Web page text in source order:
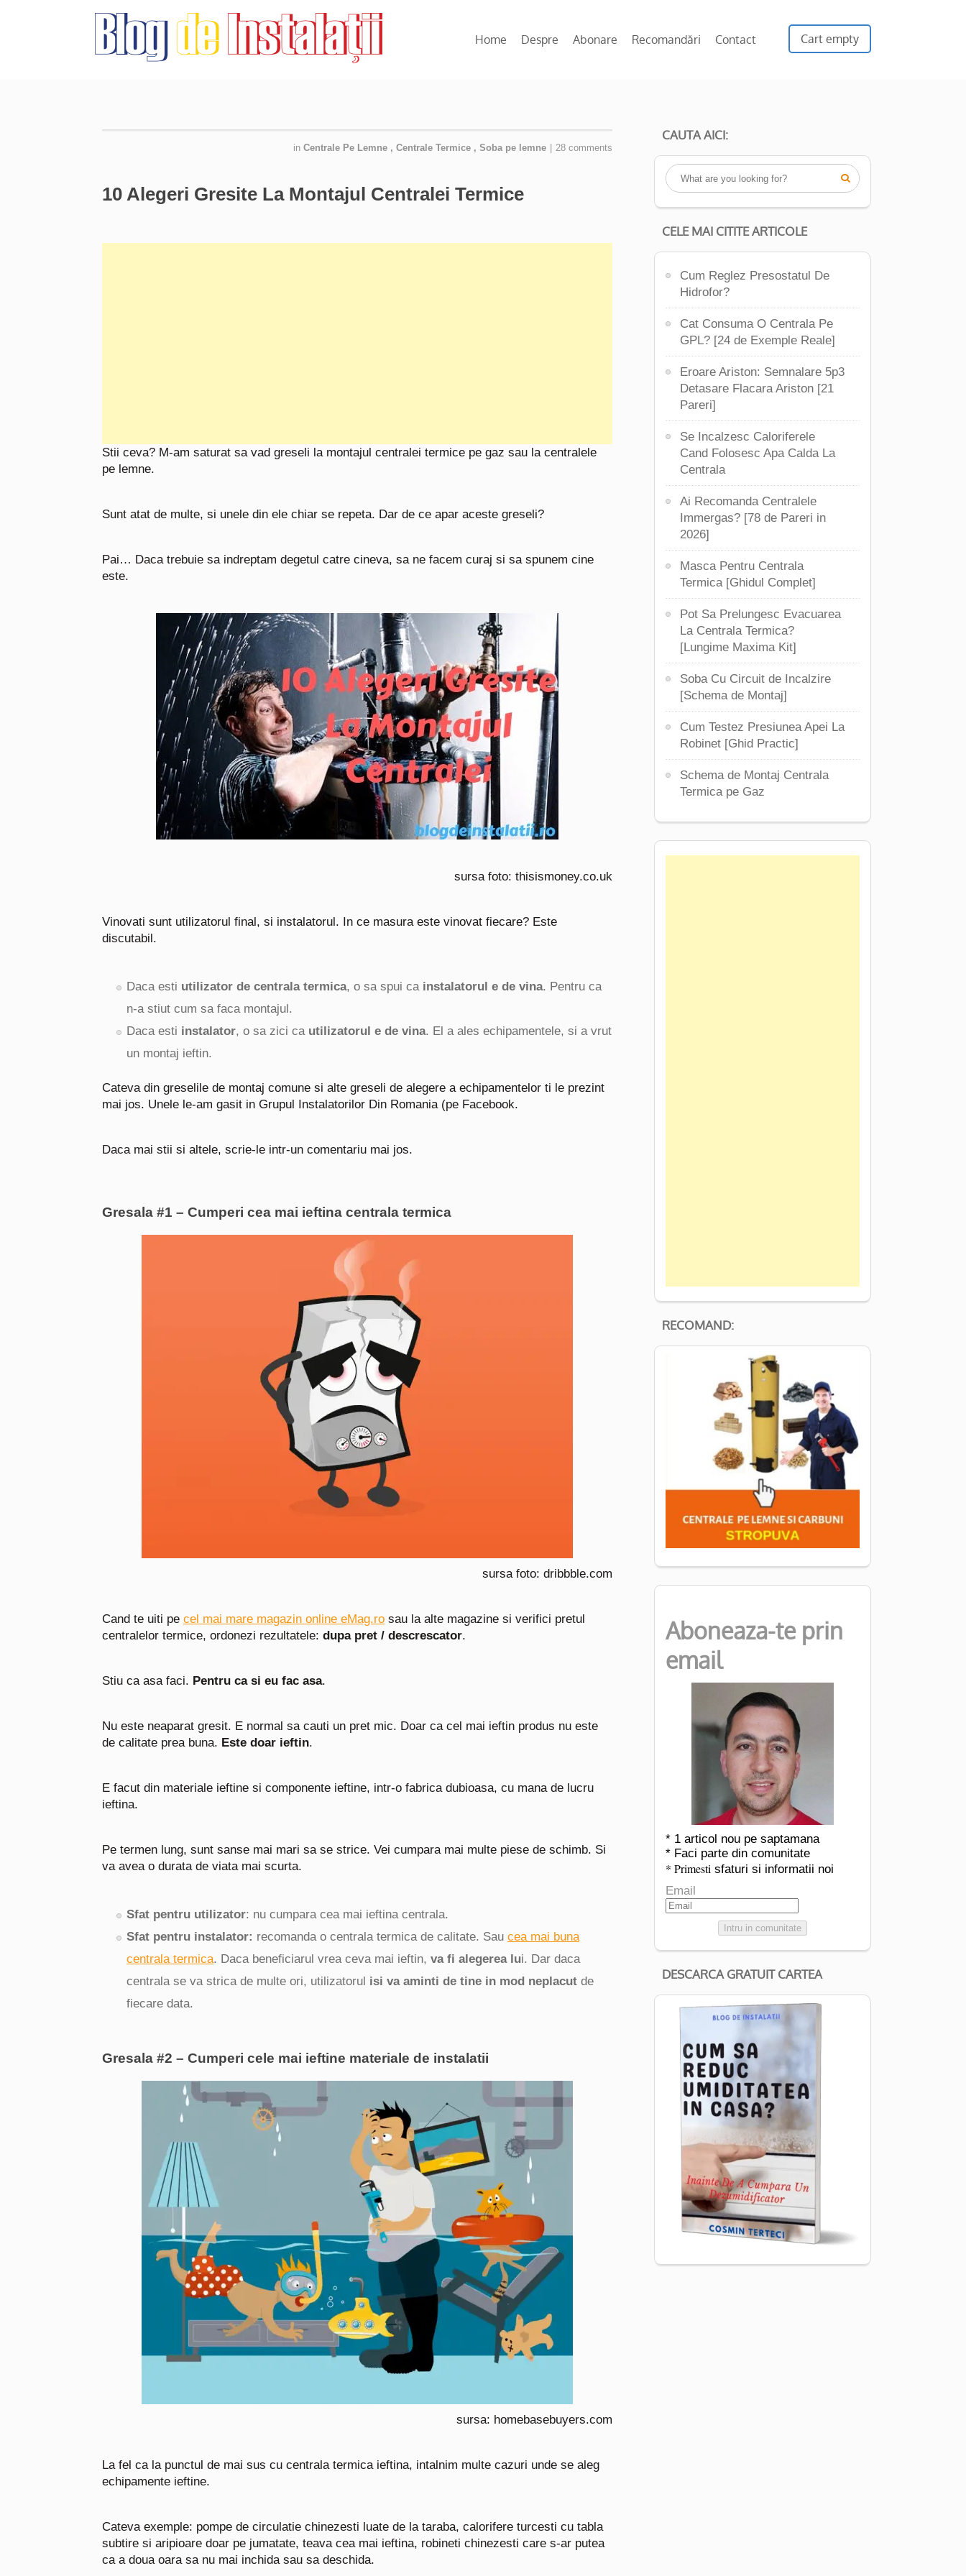
Cart empty
Home Despre Abonare Recomandări Contact
in Centrale Pe Lemne , Centrale Termice , Soba pe lemne 28 comments
10 Alegeri Gresite La Montajul Centralei Termice
Stii ceva? M-am saturat sa vad greseli la montajul centralei termice pe gaz sau la centralele
pe lemne.
Sunt atat de multe, si unele din ele chiar se repeta. Dar de ce apar aceste greseli?
Pai… Daca trebuie sa indreptam degetul catre cineva, sa ne facem curaj si sa spunem cine
este.
sursa foto: thisismoney.co.uk
Vinovati sunt utilizatorul final, si instalatorul. In ce masura este vinovat fiecare? Este
discutabil.
Daca esti utilizator de centrala termica, o sa spui cainstalatorul e de vina. Pentru ca
n-a stiut cum sa faca montajul.
Daca esti instalator, o sa zici ca utilizatorul e de vina. El a ales echipamentele, si a vrut
un montaj ieftin.
Cateva din greselile de montaj comune si alte greseli de alegere a echipamentelor ti le prezint
mai jos. Unele le-am gasit in Grupul Instalatorilor Din Romania (pe Facebook.
Daca mai stii si altele, scrie-le intr-un comentariu mai jos.
Gresala #1 – Cumperi cea mai ieftina centrala termica
sursa foto: dribbble.com
Cand te uiti pe cel mai mare magazin online eMag.ro sau la alte magazine si verifici pretul
centralelor termice, ordonezi rezultatele: dupa pret / descrescator.
Stiu ca asa faci. Pentru ca si eu fac asa.
Nu este neaparat gresit. E normal sa cauti un pret mic. Doar ca cel mai ieftin produs nu este
de calitate prea buna. Este doar ieftin.
E facut din materiale ieftine si componente ieftine, intr-o fabrica dubioasa, cu mana de lucru
ieftina.
Pe termen lung, sunt sanse mai mari sa se strice. Vei cumpara mai multe piese de schimb. Si
va avea o durata de viata mai scurta.
Sfat pentru utilizator: nu cumpara cea mai ieftina centrala.
Sfat pentru instalator: recomanda o centrala termica de calitate. Sau cea mai buna
centrala termica. Daca beneficiarul vrea ceva mai ieftin, va fi alegerea lui. Dar daca
centrala se va strica de multe ori, utilizatorul isi va aminti de tine in mod neplacut de
fiecare data.
Gresala #2 – Cumperi cele mai ieftine materiale de instalatii
sursa: homebasebuyers.com
La fel ca la punctul de mai sus cu centrala termica ieftina, intalnim multe cazuri unde se aleg
echipamente ieftine.
Cateva exemple: pompe de circulatie chinezesti luate de la taraba, calorifere turcesti cu tabla
subtire si aripioare doar pe jumatate, teava cea mai ieftina, robineti chinezesti care s-ar putea
ca a doua oara sa nu mai inchida sau sa deschida.
CAUTA AICI:

CELE MAI CITITE ARTICOLE
Cum Reglez Presostatul De
Hidrofor?
Cat Consuma O Centrala Pe
GPL? [24 de Exemple Reale]
Eroare Ariston: Semnalare 5p3
Detasare Flacara Ariston [21
Pareri]
Se Incalzesc Caloriferele
Cand Folosesc Apa Calda La
Centrala
Ai Recomanda Centralele
Immergas? [78 de Pareri in
2026]
Masca Pentru Centrala
Termica [Ghidul Complet]
Pot Sa Prelungesc Evacuarea
La Centrala Termica?
[Lungime Maxima Kit]
Soba Cu Circuit de Incalzire
[Schema de Montaj]
Cum Testez Presiunea Apei La
Robinet [Ghid Practic]
Schema de Montaj Centrala
Termica pe Gaz
RECOMAND:
Aboneaza-te prin
email
* 1 articol nou pe saptamana
* Faci parte din comunitate
* Primestisfaturi si informatii noi
Email
Intru in comunitate
DESCARCA GRATUIT CARTEA